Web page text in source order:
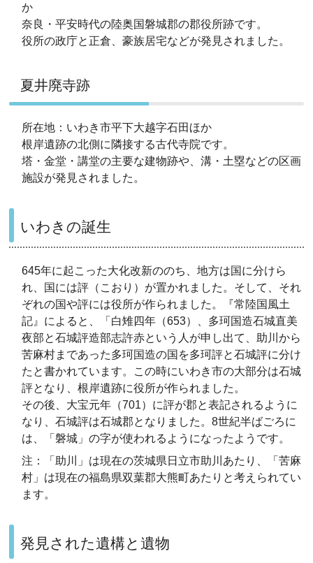
か
奈良・平安時代の陸奥国磐城郡の郡役所跡です。
役所の政庁と正倉、豪族居宅などが発見されました。
夏井廃寺跡
所在地：いわき市平下大越字石田ほか
根岸遺跡の北側に隣接する古代寺院です。
塔・金堂・講堂の主要な建物跡や、溝・土塁などの区画
施設が発見されました。
いわきの誕生
645年に起こった大化改新ののち、地方は国に分けら
れ、国には評（こおり）が置かれました。そして、それ
ぞれの国や評には役所が作られました。『常陸国風土
記』によると、「白雉四年（653）、多珂国造石城直美
夜部と石城評造部志許赤という人が申し出て、助川から
苦麻村まであった多珂国造の国を多珂評と石城評に分け
たと書かれています。この時にいわき市の大部分は石城
評となり、根岸遺跡に役所が作られました。
その後、大宝元年（701）に評が郡と表記されるように
なり、石城評は石城郡となりました。8世紀半ばごろに
は、「磐城」の字が使われるようになったようです。
注：「助川」は現在の茨城県日立市助川あたり、「苦麻
村」は現在の福島県双葉郡大熊町あたりと考えられてい
ます。
発見された遺構と遺物